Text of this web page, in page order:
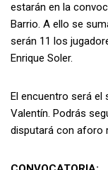
estarán en la
Barrio. A ello se
serán 11 los
Enrique Soler.
El encuentro será el
Valentín. Podrás
disputará con aforo